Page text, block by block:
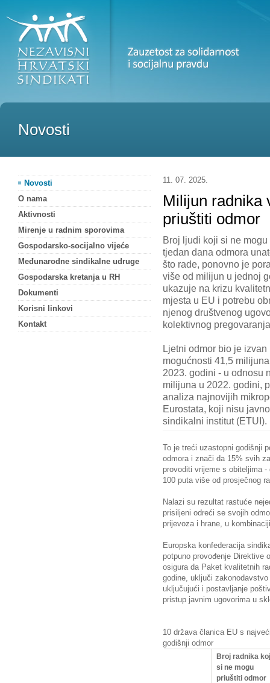
Novosti
11. 07. 2025.
Milijun radnika
priuštiti odmor
Broj ljudi koji si ne mogu
tjedan dana odmora
što rade, ponovno je
više od milijun u jednoj
ukazuje na krizu
mjesta u EU i potrebu
njenog društvenog
kolektivnog
Ljetni odmor bio je izvan
mogućnosti 41,5
2023. godini - u odnosu
milijuna u 2022. godini,
analiza najnovijih
Eurostata, koji nisu
sindikalni institut (ETUI).
To je treći uzastopni godišnji
odmora i znači da 15% svih
provoditi vrijeme s obiteljima
100 puta više od prosječnog
Nalazi su rezultat rastuće
prisiljeni odreći se svojih
prijevoza i hrane, u
Europska konfederacija
potpuno provođenje Direktive
osigura da Paket kvalitetnih
godine, uključi
uključujući i postavljanje
pristup javnim ugovorima u
10 država članica EU s
godišnji odmor
Broj radnika
si ne mogu
priuštiti odmor
Novosti
O nama
Aktivnosti
Mirenje u radnim sporovima
Gospodarsko-socijalno vijeće
Međunarodne sindikalne udruge
Gospodarska kretanja u RH
Dokumenti
Korisni linkovi
Kontakt